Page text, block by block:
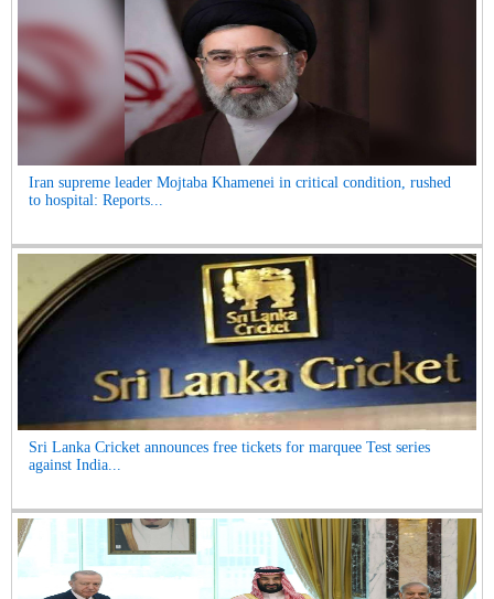
Iran supreme leader Mojtaba Khamenei in critical condition, rushed
to hospital: Reports...
Sri Lanka Cricket announces free tickets for marquee Test series
against India...